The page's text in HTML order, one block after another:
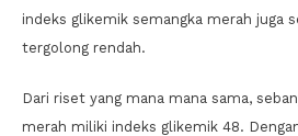
indeks glikemik semangka merah juga
tergolong rendah.
Dari riset yang mana mana sama,
merah miliki indeks glikemik 48.